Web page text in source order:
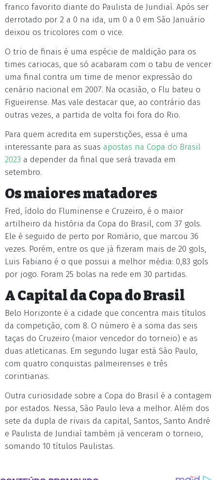
franco favorito diante do Paulista de Jundiaí. Após ser
derrotado por 2 a 0 na ida, um 0 a 0 em São Januário
deixou os tricolores com o vice.
O trio de finais é uma espécie de maldição para os
times cariocas, que só acabaram com o tabu de vencer
uma final contra um time de menor expressão do
cenário nacional em 2007. Na ocasião, o Flu bateu o
Figueirense. Mas vale destacar que, ao contrário das
outras vezes, a partida de volta foi fora do Rio.
Para quem acredita em superstições, essa é uma
interessante para as suas apostas na Copa do Brasil
2023 a depender da final que será travada em
setembro.
Os maiores matadores
Fred, ídolo do Fluminense e Cruzeiro, é o maior
artilheiro da história da Copa do Brasil, com 37 gols.
Ele é seguido de perto por Romário, que marcou 36
vezes. Porém, entre os que já fizeram mais de 20 gols,
Luis Fabiano é o que possui a melhor média: 0,83 gols
por jogo. Foram 25 bolas na rede em 30 partidas.
A Capital da Copa do Brasil
Belo Horizonte é a cidade que concentra mais títulos
da competição, com 8. O número é a soma das seis
taças do Cruzeiro (maior vencedor do torneio) e as
duas atleticanas. Em segundo lugar está São Paulo,
com quatro conquistas palmeirenses e três
corintianas.
Outra curiosidade sobre a Copa do Brasil é a contagem
por estados. Nessa, São Paulo leva a melhor. Além dos
sete da dupla de rivais da capital, Santos, Santo André
e Paulista de Jundiaí também já venceram o torneio,
somando 10 títulos Paulistas.